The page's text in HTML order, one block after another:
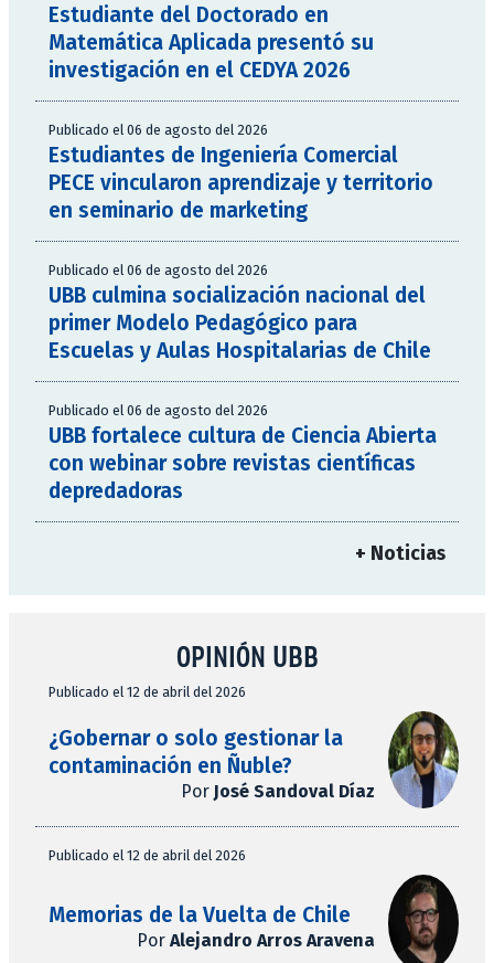
Estudiante del Doctorado en
Matemática Aplicada presentó su
investigación en el CEDYA 2026
Publicado el 06 de agosto del 2026
Estudiantes de Ingeniería Comercial
PECE vincularon aprendizaje y territorio
en seminario de marketing
Publicado el 06 de agosto del 2026
UBB culmina socialización nacional del
primer Modelo Pedagógico para
Escuelas y Aulas Hospitalarias de Chile
Publicado el 06 de agosto del 2026
UBB fortalece cultura de Ciencia Abierta
con webinar sobre revistas científicas
depredadoras
+ Noticias
OPINIÓN UBB
Publicado el 12 de abril del 2026
¿Gobernar o solo gestionar la
contaminación en Ñuble?
Por José Sandoval Díaz
Publicado el 12 de abril del 2026
Memorias de la Vuelta de Chile
Por Alejandro Arros Aravena